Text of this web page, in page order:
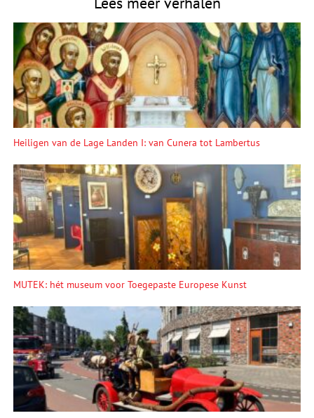
Heiligen van de Lage Landen I: van Cunera tot Lambertus
MUTEK: hét museum voor Toegepaste Europese Kunst